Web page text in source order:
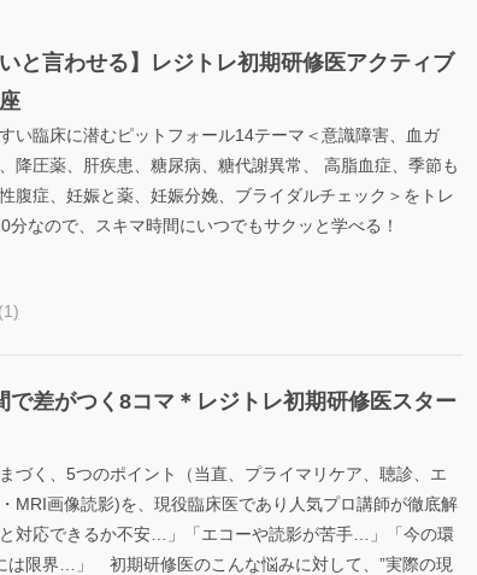
と言わせる】レジトレ初期研修医アクティブ
い臨床に潜むピットフォール14テーマ＜意識障害、血ガ
降圧薬、肝疾患、糖尿病、糖代謝異常、 高脂血症、季節も
腹症、妊娠と薬、妊娠分娩、ブライダルチェック＞をトレ
分なので、スキマ時間にいつでもサクッと学べる！
(1)
で差がつく8コマ＊レジトレ初期研修医スター
づく、5つのポイント（当直、プライマリケア、聴診、エ
MRI画像読影)を、現役臨床医であり人気プロ講師が徹底解
対応できるか不安…」「エコーや読影が苦手…」「今の環
は限界…」 初期研修医のこんな悩みに対して、”実際の現